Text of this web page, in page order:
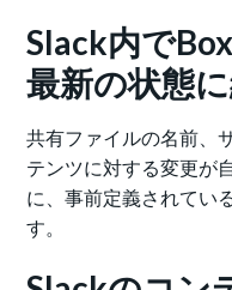
Slack内で
最新の状態
共有ファイルの名前、
テンツに対する変更が
に、事前定義されてい
す。